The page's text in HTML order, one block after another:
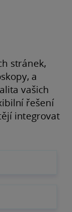
stránek,
a
vašich
řešení
integrovat